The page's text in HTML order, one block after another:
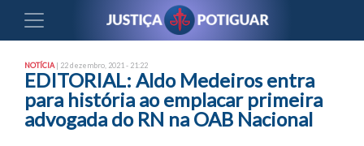
NOTÍCIA | 22 dezembro, 2021 - 21:22
EDITORIAL: Aldo Medeiros entra
para história ao emplacar primeira
advogada do RN na OAB Nacional